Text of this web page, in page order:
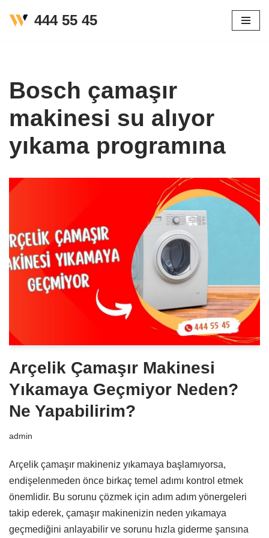
444 55 45
Bosch çamaşır
makinesi su alıyor
yıkama programına
Arçelik Çamaşır Makinesi
Yıkamaya Geçmiyor Neden?
Ne Yapabilirim?
admin
Arçelik çamaşır makineniz yıkamaya başlamıyorsa,
endişelenmeden önce birkaç temel adımı kontrol etmek
önemlidir. Bu sorunu çözmek için adım adım yönergeleri
takip ederek, çamaşır makinenizin neden yıkamaya
geçmediğini anlayabilir ve sorunu hızla giderme şansına